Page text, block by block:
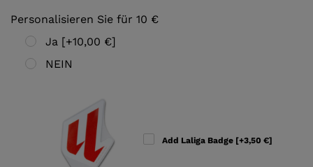
Personalisieren Sie für 10 €
Ja [+10,00 €]
NEIN
Add Laliga Badge [+3,50 €]